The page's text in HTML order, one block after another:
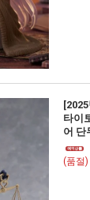
타이
어 단
(품절)